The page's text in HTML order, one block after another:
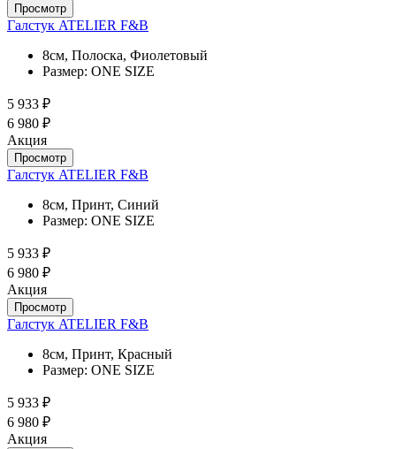
Просмотр
Галстук ATELIER F&B
8см, Полоска, Фиолетовый
Размер: ONE SIZE
5 933 ₽
6 980 ₽
Акция
Просмотр
Галстук ATELIER F&B
8см, Принт, Синий
Размер: ONE SIZE
5 933 ₽
6 980 ₽
Акция
Просмотр
Галстук ATELIER F&B
8см, Принт, Красный
Размер: ONE SIZE
5 933 ₽
6 980 ₽
Акция